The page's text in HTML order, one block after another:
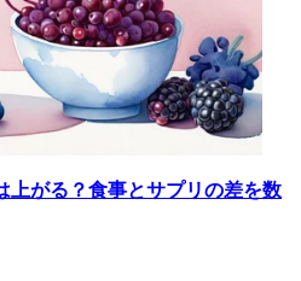
上がる？食事とサプリの差を数